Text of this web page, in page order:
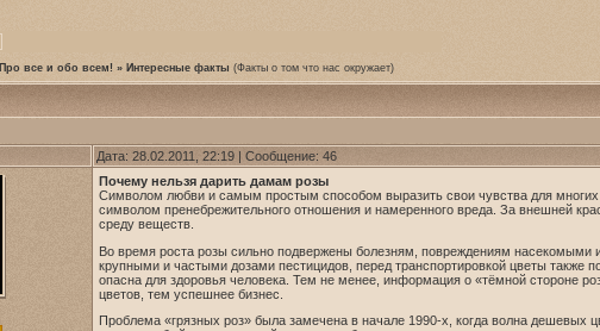
Про все и обо всем! » Интересные факты (Факты о том что нас окружает)
Дата: 28.02.2011, 22:19 | Сообщение: 46
Почему нельзя дарить дамам розы
Символом любви и самым простым способом выразить свои чувства для
символом пренебрежительного отношения и намеренного вреда. За внешней
среду веществ.
Во время роста розы сильно подвержены болезням, повреждениям насекомыми
крупными и частыми дозами пестицидов, перед транспортировкой цветы также
опасна для здоровья человека. Тем не менее, информация о «тёмной стороне
цветов, тем успешнее бизнес.
Проблема «грязных роз» была замечена в начале 1990-х, когда волна дешевых